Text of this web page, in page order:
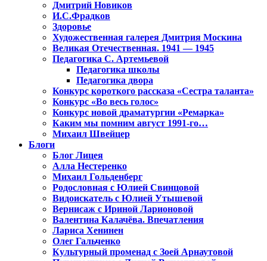
Дмитрий Новиков
И.С.Фрадков
Здоровье
Художественная галерея Дмитрия Москина
Великая Отечественная. 1941 — 1945
Педагогика С. Артемьевой
Педагогика школы
Педагогика двора
Конкурс короткого рассказа «Сестра таланта»
Конкурс «Во весь голос»
Конкурс новой драматургии «Ремарка»
Каким мы помним август 1991-го…
Михаил Швейцер
Блоги
Блог Лицея
Алла Нестеренко
Михаил Гольденберг
Родословная с Юлией Свинцовой
Видоискатель с Юлией Утышевой
Вернисаж с Ириной Ларионовой
Валентина Калачёва. Впечатления
Лариса Хенинен
Олег Гальченко
Культурный променад с Зоей Арнаутовой